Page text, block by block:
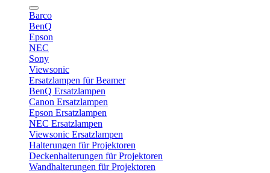
Barco
BenQ
Epson
NEC
Sony
Viewsonic
Ersatzlampen für Beamer
BenQ Ersatzlampen
Canon Ersatzlampen
Epson Ersatzlampen
NEC Ersatzlampen
Viewsonic Ersatzlampen
Halterungen für Projektoren
Deckenhalterungen für Projektoren
Wandhalterungen für Projektoren